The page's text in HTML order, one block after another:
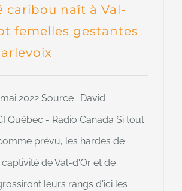
caribou naît à Val-
femelles gestantes
2022 Source : David
Québec - Radio Canada Si tout
prévu, les hardes de
de Val-d'Or et de
leurs rangs d'ici les